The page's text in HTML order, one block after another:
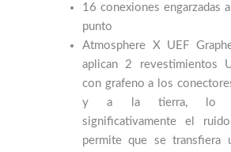
16 conexiones engarzadas
punto
Atmosphere X UEF
aplican 2 revestimientos
con grafeno a los
y a la tierra, lo
significativamente el
permite que se transfiera